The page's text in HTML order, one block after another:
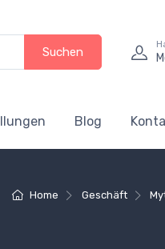
Suchen
Blog
Home Geschäft